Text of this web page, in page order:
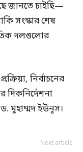
জানতে চাইছি—
সংস্কার শেষ
দলগুলোর
নির্বাচনের
দিকনির্দেশনা
মুহাম্মদ ইউনূস।
Next article